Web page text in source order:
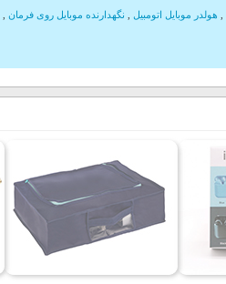
هولدر موبایل اتومبیل نگهدارنده موبایل روی فرمان